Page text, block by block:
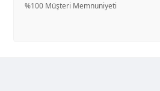
%100 Müşteri Memnuniyeti